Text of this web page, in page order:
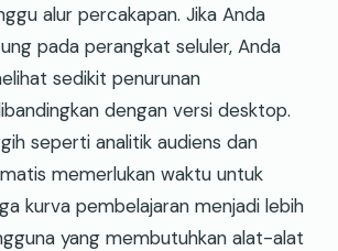
alur percakapan. Jika Anda
pada perangkat seluler, Anda
sedikit penurunan
dengan versi desktop.
seperti analitik audiens dan
memerlukan waktu untuk
kurva pembelajaran menjadi lebih
yang membutuhkan alat-alat